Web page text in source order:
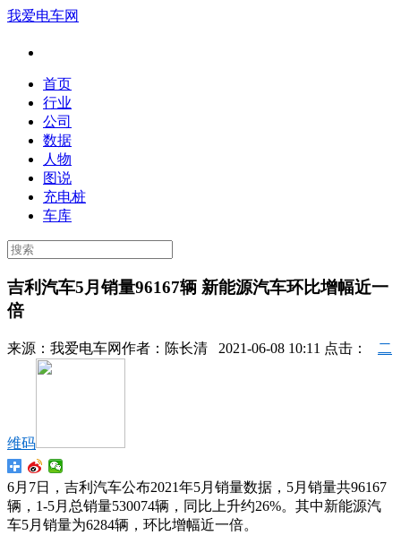
我爱电车网
首页
行业
公司
数据
人物
图说
充电桩
车库
吉利汽车5月销量96167辆 新能源汽车环比增幅近一
倍
来源： 我爱电车网作者： 陈长清 2021-06-08 10:11 点击： 二
维码
6月7日，吉利汽车公布2021年5月销量数据，5月销量共96167
辆，1-5月总销量530074辆，同比上升约26%。其中新能源汽
车5月销量为6284辆，环比增幅近一倍。